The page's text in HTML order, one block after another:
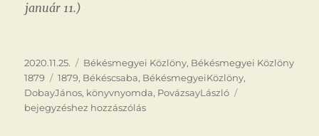
január 11.)
Közzétéve
2020.11.25. Kategória
Békésmegyei Közlöny, Békésmegyei Közlöny
1879
Címke
1879, Békéscsaba, BékésmegyeiKözlöny,
DobayJános, könyvnyomda, PovázsayLászló
bejegyzéshez hozzászólás